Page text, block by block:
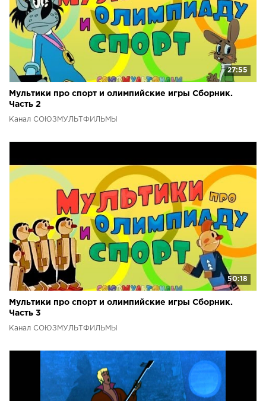
27:55
Мультики про спорт и олимпийские игры Сборник.
Часть 2
Канал СОЮЗМУЛЬТФИЛЬМЫ
50:18
Мультики про спорт и олимпийские игры Сборник.
Часть 3
Канал СОЮЗМУЛЬТФИЛЬМЫ